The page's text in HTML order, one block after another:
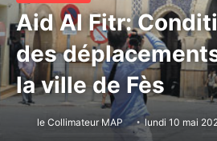
Aid Al Fitr:
des
la ville de Fès
le Collimateur MAP lundi 10 mai